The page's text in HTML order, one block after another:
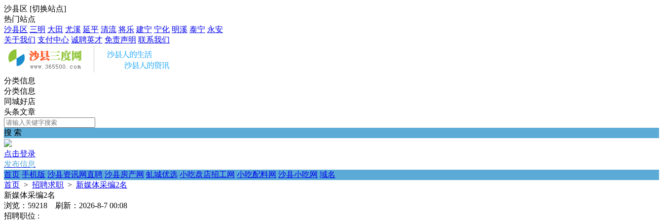
沙县区 [切换站点]
热门站点
沙县区 三明 大田 尤溪 延平 清流 将乐 建宁 宁化 明溪 泰宁 永安
关于我们 支付中心 诚聘英才 免责声明 联系我们
分类信息
分类信息
同城好店
头条文章
搜 索
点击登录
发布信息
首页 手机版 沙县资讯网直聘 沙县房产网 虬城优选 小吃盘店招工网 小吃配料网 沙县小吃网 域名
首页 > 招聘求职 > 新媒体采编2名
新媒体采编2名
浏览：59218 刷新：2026-8-7 00:08
招聘职位 :